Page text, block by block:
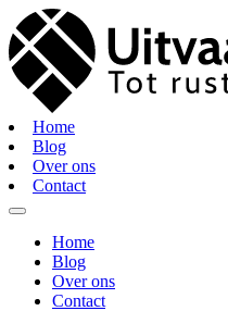
Home
Blog
Over ons
Contact
Home
Blog
Over ons
Contact